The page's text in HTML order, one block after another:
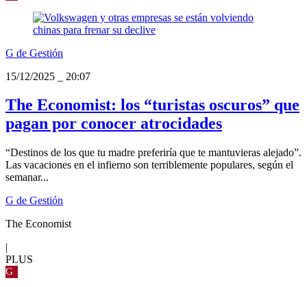
G de Gestión
15/12/2025
20:07
The Economist: los “turistas oscuros” que
pagan por conocer atrocidades
“Destinos de los que tu madre preferiría que te mantuvieras alejado”.
Las vacaciones en el infierno son terriblemente populares, según el
semanar...
G de Gestión
The Economist
|
PLUS
G